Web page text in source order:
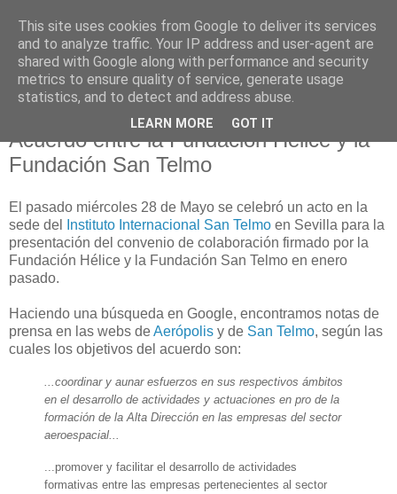
Acuerdo entre la Fundación Hélice y la
Fundación San Telmo
El pasado miércoles 28 de Mayo se celebró un acto en la
sede del
Instituto Internacional San Telmo en Sevilla para la
presentación del convenio de colaboración firmado por la
Fundación Hélice y la Fundación San Telmo en enero
pasado.
Haciendo una búsqueda en Google, encontramos notas de
prensa en las webs deAerópolis y de San Telmo, según las
cuales los objetivos del acuerdo son:
...coordinar y aunar esfuerzos en sus respectivos ámbitos
en el desarrollo de actividades y actuaciones en pro de la
formación de la Alta Dirección en las empresas del sector
aeroespacial...
...promover y facilitar el desarrollo de actividades
formativas entre las empresas pertenecientes al sector
This site uses cookies from Google to deliver its services
and to analyze traffic. Your IP address and user-agent are
shared with Google along with performance and security
metrics to ensure quality of service, generate usage
statistics, and to detect and address abuse.
LEARN MORE GOT IT